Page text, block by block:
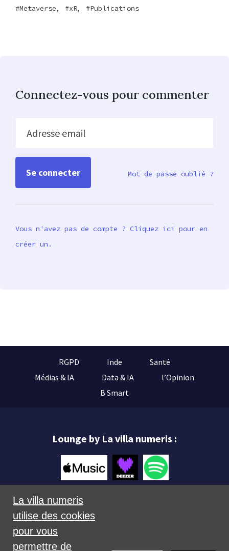
Metaverse, xR, Publications
Connectez-vous pour commenter
Adresse email
Mot de passe oublié ?
Vous n'avez pas de compte ? Cliquez ici pour en
créer un.
RGPD Inde
Santé
Médias & IA
Data & IA
l’Opinion
B Smart
Lounge by La villa numeris :
La villa numeris
utilise des cookies
pour vous
permettre de